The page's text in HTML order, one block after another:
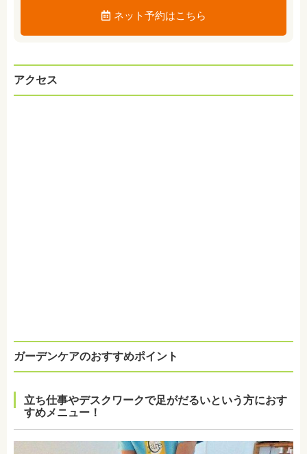
ネット予約はこちら
アクセス
ガーデンケアのおすすめポイント
立ち仕事やデスクワークで足がだるいという方におす
すめメニュー！